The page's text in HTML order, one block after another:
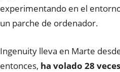
experimentando en el
un parche de ordenador.
Ingenuity lleva en Marte
entonces, ha volado 28 veces